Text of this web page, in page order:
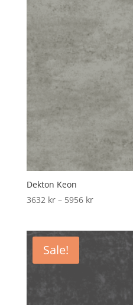
Dekton Keon
3632 kr – 5956 krPrice
5956 kr
Sale!